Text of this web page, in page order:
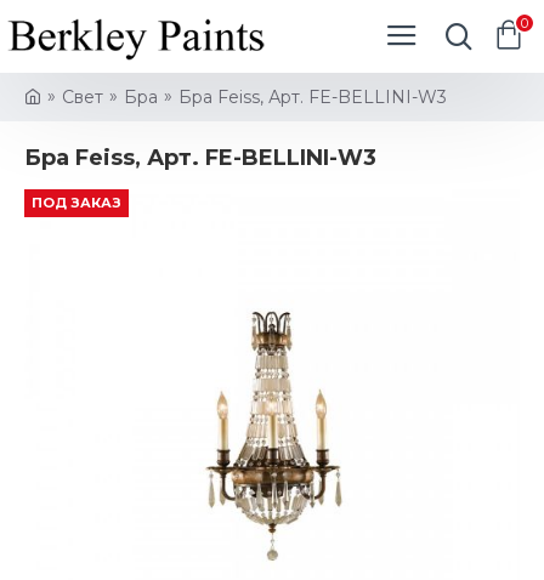
0
Свет Бра Бра Feiss, Арт. FE-BELLINI-W3
Бра Feiss, Арт. FE-BELLINI-W3
ПОД ЗАКАЗ